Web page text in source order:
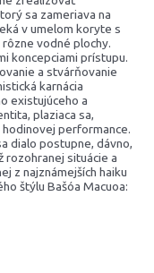
sa zameriava na
v umelom koryte s
vodné plochy.
koncepciami prístupu.
a stvárňovanie
karnácia
existujúceho a
plaziaca sa,
performance.
dialo postupne, dávno,
rozohranej situácie a
z najznámejších haiku
štýlu Bašóa Macuoa: